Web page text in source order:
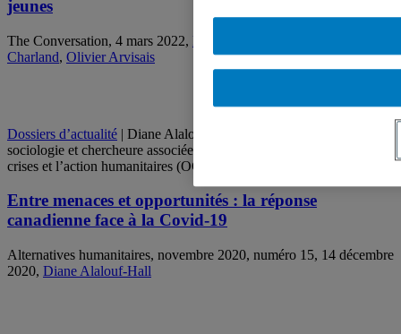
jeunes
The Conversation, 4 mars 2022, Diane Alalouf-Hall
Charland, Olivier Arvisais
Dossiers d’actualité | Diane Alalouf-Hall est doctorante en
sociologie et chercheure associée à l’Observatoire canadien sur les
crises et l’action humanitaires (OCCAH)
Entre menaces et opportunités : la réponse
canadienne face à la Covid-19
Alternatives humanitaires, novembre 2020, numéro 15, 14 décembre
2020, Diane Alalouf-Hall